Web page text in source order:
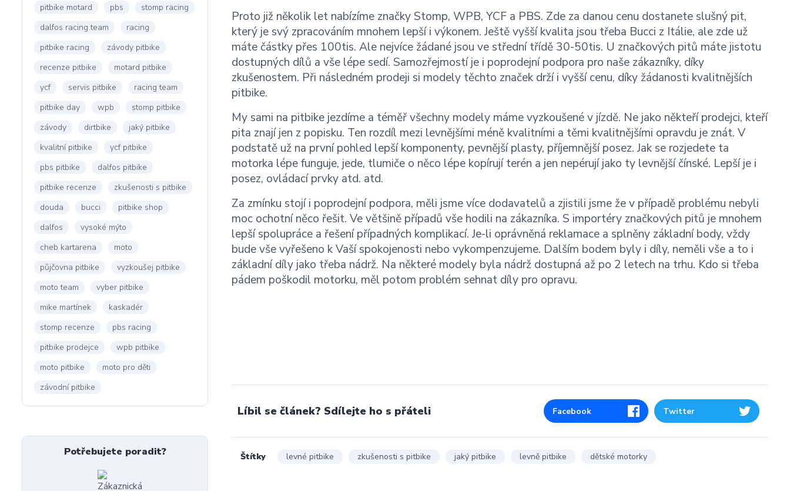
pitbike motard
pbs
stomp racing
dalfos racing team
racing
pitbike racing
závody pitbike
recenze pitbike
motard pitbike
ycf
servis pitbike
racing team
pitbike day
wpb
stomp pitbike
závody
dirtbike
jaký pitbike
kvalitní pitbike
ycf pitbike
pbs pitbike
dalfos pitbike
pitbike recenze
zkušenosti s pitbike
douda
bucci
pitbike shop
dalfos
vysoké mýto
cheb kartarena
moto
půjčovna pitbike
vyzkoušej pitbike
moto team
vyber pitbike
mike martínek
kaskadér
stomp recenze
pbs racing
pitbike prodejce
wpb pitbike
moto pitbike
moto pro děti
závodní pitbike
Potřebujete poradit?
Proto již několik let nabízíme značky Stomp, WPB, YCF a PBS. Zde za danou cenu dostanete slušný pit,
který je svý zpracováním mnohem lepší i výkonem. Ještě vyšší kvalita jsou třeba Bucci z Itálie, ale zde už
máte částky přes 100tis. Ale nejvíce žádané jsou ve střední třídě 30-50tis. U značkových pitů máte jistotu
dostupných dílů a vše lépe sedí. Samozřejmostí je i poprodejní podpora pro naše zákazníky, díky
zkušenostem. Při následném prodeji si modely těchto značek drží i vyšší cenu, díky žádanosti kvalitnějších
pitbike.
My sami na pitbike jezdíme a téměř všechny modely máme vyzkoušené v jízdě. Ne jako někteří prodejci, kteří
pita znají jen z popisku. Ten rozdíl mezi levnějšími méně kvalitními a těmi kvalitnějšími opravdu je znát. V
podstatě už na první pohled lepší komponenty, pevnější plasty, příjemnější posez. Jak se rozjedete ta
motorka lépe funguje, jede, tlumiče o něco lépe kopírují terén a jen nepérují jako ty levnější čínské. Lepší je i
posez, ovládací prvky atd. atd.
Za zmínku stojí i poprodejní podpora, měli jsme více dodavatelů a zjistili jsme že v případě problému nebyli
moc ochotní něco řešit. Ve většině případů vše hodili na zákazníka. S importéry značkových pitů je mnohem
lepší spolupráce a řešení případných komplikací. Je-li oprávněná reklamace a splněny základní body, vždy
bude vše vyřešeno k Vaší spokojenosti nebo vykompenzujeme. Dalším bodem byly i díly, neměli vše a to i
základní díly jako třeba nádrž. Na některé modely byla nádrž dostupná až po 2 letech na trhu. Kdo si třeba
pádem poškodil motorku, měl potom problém sehnat díly pro opravu.
Líbil se článek? Sdílejte ho s přáteli Facebook Twitter
Štítky levné pitbike zkušenosti s pitbike jaký pitbike levně pitbike dětské motorky